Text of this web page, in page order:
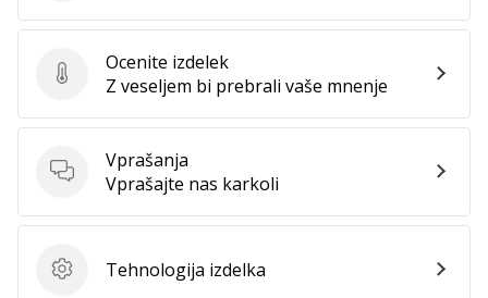
Ocenite izdelek
Ocenite izdelek
Z veseljem bi prebrali vaše mnenje
Vprašanja
Vprašanja
Vprašajte nas karkoli
Tehnologija izdelka
Tehnologija izdelka